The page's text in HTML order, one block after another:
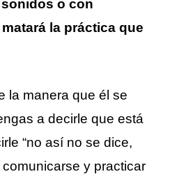
o con
la práctica que
la manera que él se
a decirle que está
“no así no se dice,
y practicar